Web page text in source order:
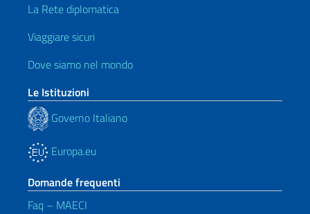
La Rete diplomatica
Viaggiare sicuri
Dove siamo nel mondo
Le Istituzioni
Governo Italiano
Europa.eu
Domande frequenti
Faq – MAECI